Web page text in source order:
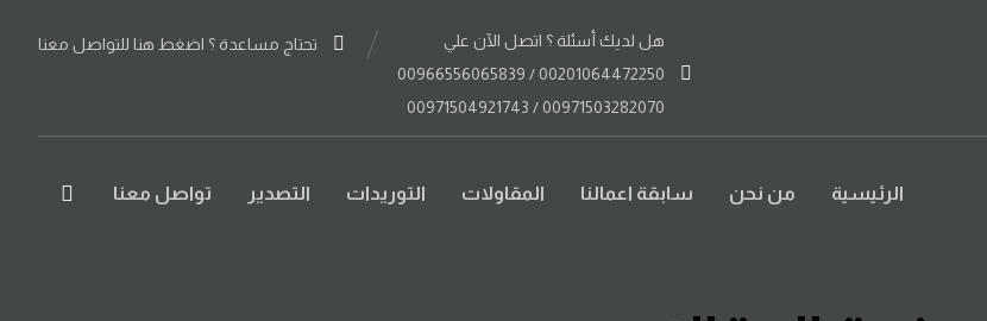
تحتاج مساعدة ؟ اضغط هنا للتواصل معنا
هل لديك أسئلة ؟ اتصل الآن علي
00201064472250 / 00966556065839
00971503282070 / 00971504921743
الرئيسية من نحن سابقة اعمالنا المقاولات التوريدات التصدير تواصل معنا